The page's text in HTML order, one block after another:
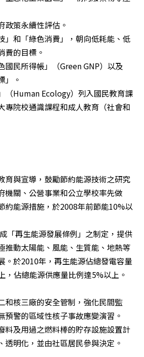
政策永續性評估。
」和「綠色消費」，朝向低耗能、低
費的目標。
國民所得帳」（Green GNP）以及
」。
（Human Ecology）列入國民教育課
專院校通識課程和成人教育（社會和
育與宣導，鼓勵節約能源技術之研究
機關、公營事業和公立學校率先做
約能源措施，於2008年前節能10%以
「再生能源發展條例」之制定，提供
推動太陽能、風能、生質能、地熱等
。於2010年，再生能源佔總發電容量
，佔總能源供應量比例達5%以上。
和核三廠的安全管制，強化民間監
預警的區域性核子事故應變演習。
料及用過之燃料棒的貯存設施設置計
透明化，並由社區居民參與決定。